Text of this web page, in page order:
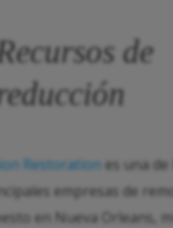
de
Restoration es una de
empresas de
en Nueva Orleans,